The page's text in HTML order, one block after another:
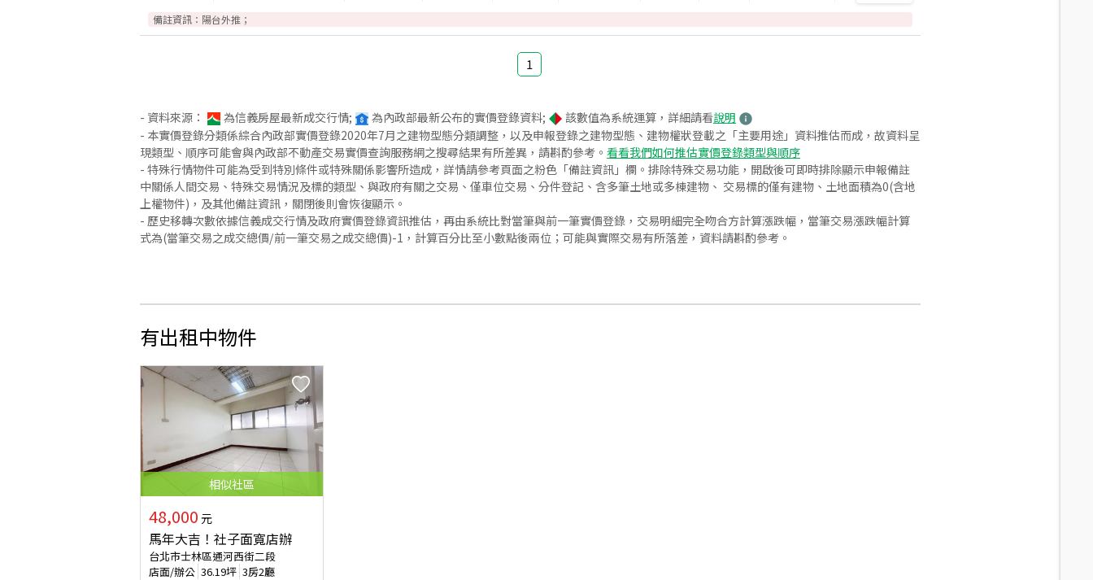
備註資訊： 陽台外推；
1
- 資料來源： 為信義房屋最新成交行情; 為內政部最新公布的實價登錄資料; 該數值為系統運算，詳細請看說明
- 本實價登錄分類係綜合內政部實價登錄2020年7月之建物型態分類調整，以及申報登錄之建物型態、建物權狀登載之「主要用途」資料推估而成，故資料呈
現類型、順序可能會與內政部不動產交易實價查詢服務網之搜尋結果有所差異，請斟酌參考。 看看我們如何推估實價登錄類型與順序
- 特殊行情物件可能為受到特別條件或特殊關係影響所造成，詳情請參考頁面之粉色「備註資訊」欄。排除特殊交易功能，開啟後可即時排除顯示申報備註
中關係人間交易、特殊交易情況及標的類型、與政府有關之交易、僅車位交易、分件登記、含多筆土地或多棟建物、 交易標的僅有建物、土地面積為0(含地
上權物件)，及其他備註資訊，關閉後則會恢復顯示。
- 歷史移轉次數依據信義成交行情及政府實價登錄資訊推估，再由系統比對當筆與前一筆實價登錄，交易明細完全吻合方計算漲跌幅，當筆交易漲跌幅計算
式為(當筆交易之成交總價/前一筆交易之成交總價)-1，計算百分比至小數點後兩位；可能與實際交易有所落差，資料請斟酌參考。
有出租中物件
相似社區
48,000 元
馬年大吉！社子面寬店辦
台北市士林區通河西街二段
店面/辦公 36.19坪 3房2廳